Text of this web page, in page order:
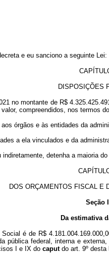
e eu sanciono a seguinte Lei:
DISPOSIÇÕES
no montante de R$
compreendidos, nos termos
órgãos e às entidades da
a ela vinculados e da
detenha a maioria
DOS ORÇAMENTOS FISCAL E
Seção I
Da estimativa
é de R$
pública federal, interna e
I e IX do caputdo art. 9º desta